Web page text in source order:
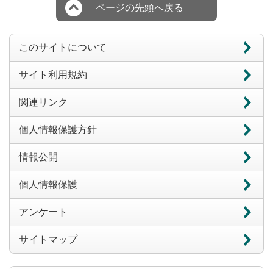
ページの先頭へ戻る
このサイトについて
サイト利用規約
関連リンク
個人情報保護方針
情報公開
個人情報保護
アンケート
サイトマップ